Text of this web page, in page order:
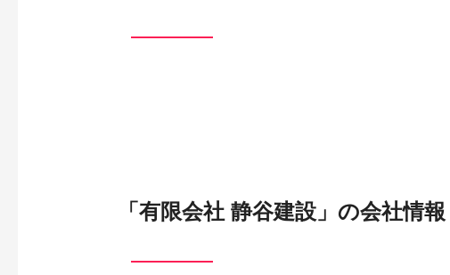
「有限会社 静谷建設」の会社情報